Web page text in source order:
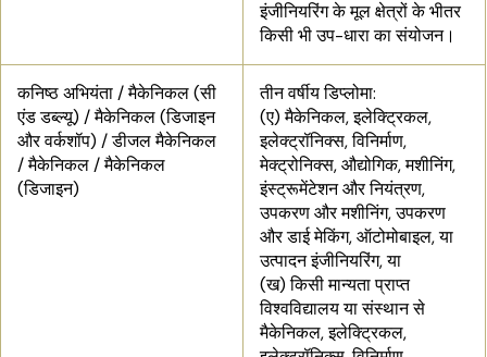
इंजीनियरिंग के मूल क्षेत्रों के भीतर
किसी भी उप-धारा का संयोजन।
कनिष्ठ अभियंता / मैकेनिकल (सी
एंड डब्ल्यू) / मैकेनिकल (डिजाइन
और वर्कशॉप) / डीजल मैकेनिकल
/ मैकेनिकल / मैकेनिकल
(डिजाइन)
तीन वर्षीय डिप्लोमा:
(ए) मैकेनिकल, इलेक्ट्रिकल,
इलेक्ट्रॉनिक्स, विनिर्माण,
मेक्ट्रोनिक्स, औद्योगिक, मशीनिंग,
इंस्ट्रूमेंटेशन और नियंत्रण,
उपकरण और मशीनिंग, उपकरण
और डाई मेकिंग, ऑटोमोबाइल, या
उत्पादन इंजीनियरिंग, या
(ख) किसी मान्यता प्राप्त
विश्वविद्यालय या संस्थान से
मैकेनिकल, इलेक्ट्रिकल,